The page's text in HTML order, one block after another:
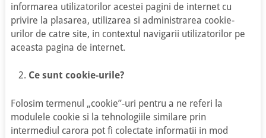
informarea utilizatorilor acestei pagini de internet cu
privire la plasarea, utilizarea si administrarea cookie-
urilor de catre site, in contextul navigarii utilizatorilor pe
aceasta pagina de internet.
Ce sunt cookie-urile?
Folosim termenul „cookie”-uri pentru a ne referi la
modulele cookie si la tehnologiile similare prin
intermediul carora pot fi colectate informatii in mod